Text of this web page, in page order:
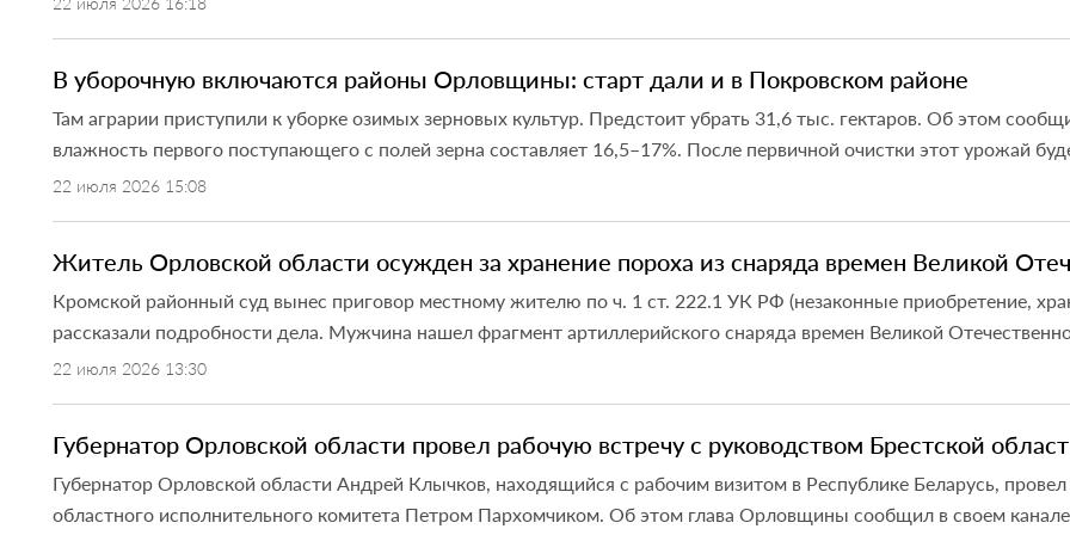
В уборочную включаются районы Орловщины: старт дали и в Покровском районе
Там аграрии приступили к уборке озимых зерновых культур. Предстоит убрать 31,6 тыс. гектаров. Об этом
влажность первого поступающего с полей зерна составляет 16,5–17%. После первичной очистки этот урожай
22 июля 2026 15:08
Житель Орловской области осужден за хранение пороха из снаряда времен Великой
Кромской районный суд вынес приговор местному жителю по ч. 1 ст. 222.1 УК РФ (незаконные приобретение,
рассказали подробности дела. Мужчина нашел фрагмент артиллерийского снаряда времен Великой
22 июля 2026 13:30
Губернатор Орловской области провел рабочую встречу с руководством Брестской
Губернатор Орловской области Андрей Клычков, находящийся с рабочим визитом в Республике Беларусь,
областного исполнительного комитета Петром Пархомчиком. Об этом глава Орловщины сообщил в своем